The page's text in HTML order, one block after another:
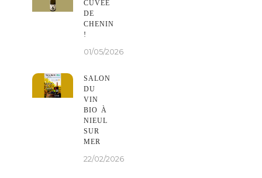
CUVÉE
DE
CHENIN
!
01/05/2026
SALON
DU
VIN
BIO À
NIEUL
SUR
MER
22/02/2026